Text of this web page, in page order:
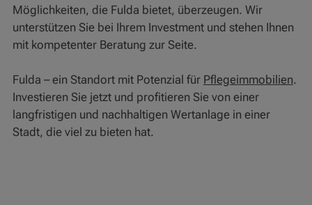
Möglichkeiten, die Fulda bietet, überzeugen. Wir
unterstützen Sie bei Ihrem Investment und stehen Ihnen
mit kompetenter Beratung zur Seite.
Fulda – ein Standort mit Potenzial für Pflegeimmobilien.
Investieren Sie jetzt und profitieren Sie von einer
langfristigen und nachhaltigen Wertanlage in einer
Stadt, die viel zu bieten hat.